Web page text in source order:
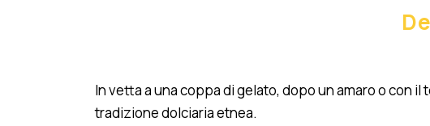
In vetta a una coppa di gelato, dopo un amaro o con
tradizione dolciaria etnea.